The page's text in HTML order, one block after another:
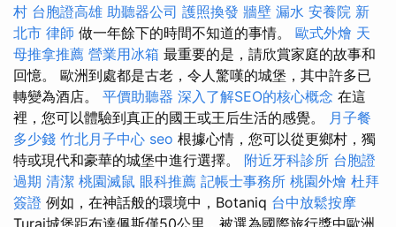
村 台胞證高雄 助聽器公司 護照換發 牆壁 漏水 安養院 新
北市 律師 做一年餘下的時間不知道的事情。 歐式外燴 天
母推拿推薦 營業用冰箱 最重要的是，請欣賞家庭的故事和
回憶。 歐洲到處都是古老，令人驚嘆的城堡，其中許多已
轉變為酒店。 平價助聽器 深入了解SEO的核心概念 在這
裡，您可以體驗到真正的國王或王后生活的感覺。 月子餐
多少錢 竹北月子中心 seo 根據心情，您可以從更鄉村，獨
特或現代和豪華的城堡中進行選擇。 附近牙科診所 台胞證
過期 清潔 桃園滅鼠 眼科推薦 記帳士事務所 桃園外燴 杜拜
簽證 例如，在神話般的環境中，Botaniq 台中放鬆按摩
Turai城堡距布達佩斯僅50公里，被選為國際旅行獎中歐洲